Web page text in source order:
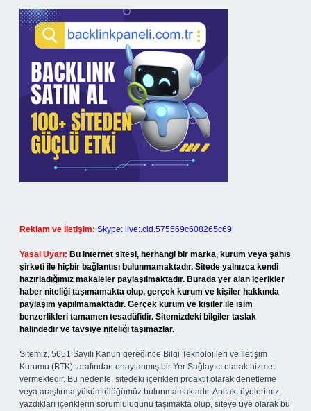
Reklam ve İletişim: Skype: live:.cid.575569c608265c69
Yasal Uyarı: Bu internet sitesi, herhangi bir marka, kurum veya şahıs
şirketi ile hiçbir bağlantısı bulunmamaktadır. Sitede yalnızca kendi
hazırladığımız makaleler paylaşılmaktadır. Burada yer alan içerikler
haber niteliği taşımamakta olup, gerçek kurum ve kişiler hakkında
paylaşım yapılmamaktadır. Gerçek kurum ve kişiler ile isim
benzerlikleri tamamen tesadüfidir. Sitemizdeki bilgiler taslak
halindedir ve tavsiye niteliği taşımazlar.
Sitemiz, 5651 Sayılı Kanun gereğince Bilgi Teknolojileri ve İletişim
Kurumu (BTK) tarafından onaylanmış bir Yer Sağlayıcı olarak hizmet
vermektedir. Bu nedenle, sitedeki içerikleri proaktif olarak denetleme
veya araştırma yükümlülüğümüz bulunmamaktadır. Ancak, üyelerimiz
yazdıkları içeriklerin sorumluluğunu taşımakta olup, siteye üye olarak bu